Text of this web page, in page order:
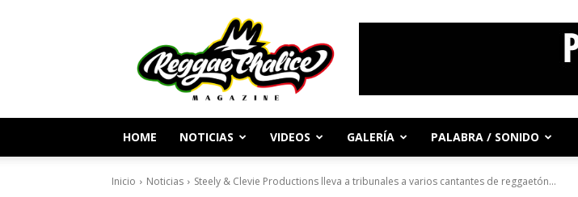
Periodismo
y
Cultura
Reggae
HOME NOTICIAS VIDEOS GALERÍA PALABRA / SONIDO
Inicio Noticias Steely & Clevie Productions lleva a tribunales a varios cantantes de reggaetón...